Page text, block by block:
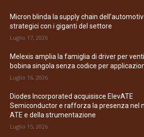
Micron blinda la supply chain
strategici con i giganti del settore
Luglio 17, 2026
Melexis amplia la famiglia di driver per
bobina singola senza codice per
Luglio 16, 2026
Diodes Incorporated acquisisce ElevATE
Semiconductor e rafforza la presenza nel
ATE e della strumentazione
Luglio 15, 2026